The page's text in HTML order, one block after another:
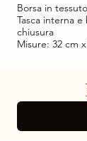
Borsa in
Tasca interna
chiusura
Misure: 32 cm